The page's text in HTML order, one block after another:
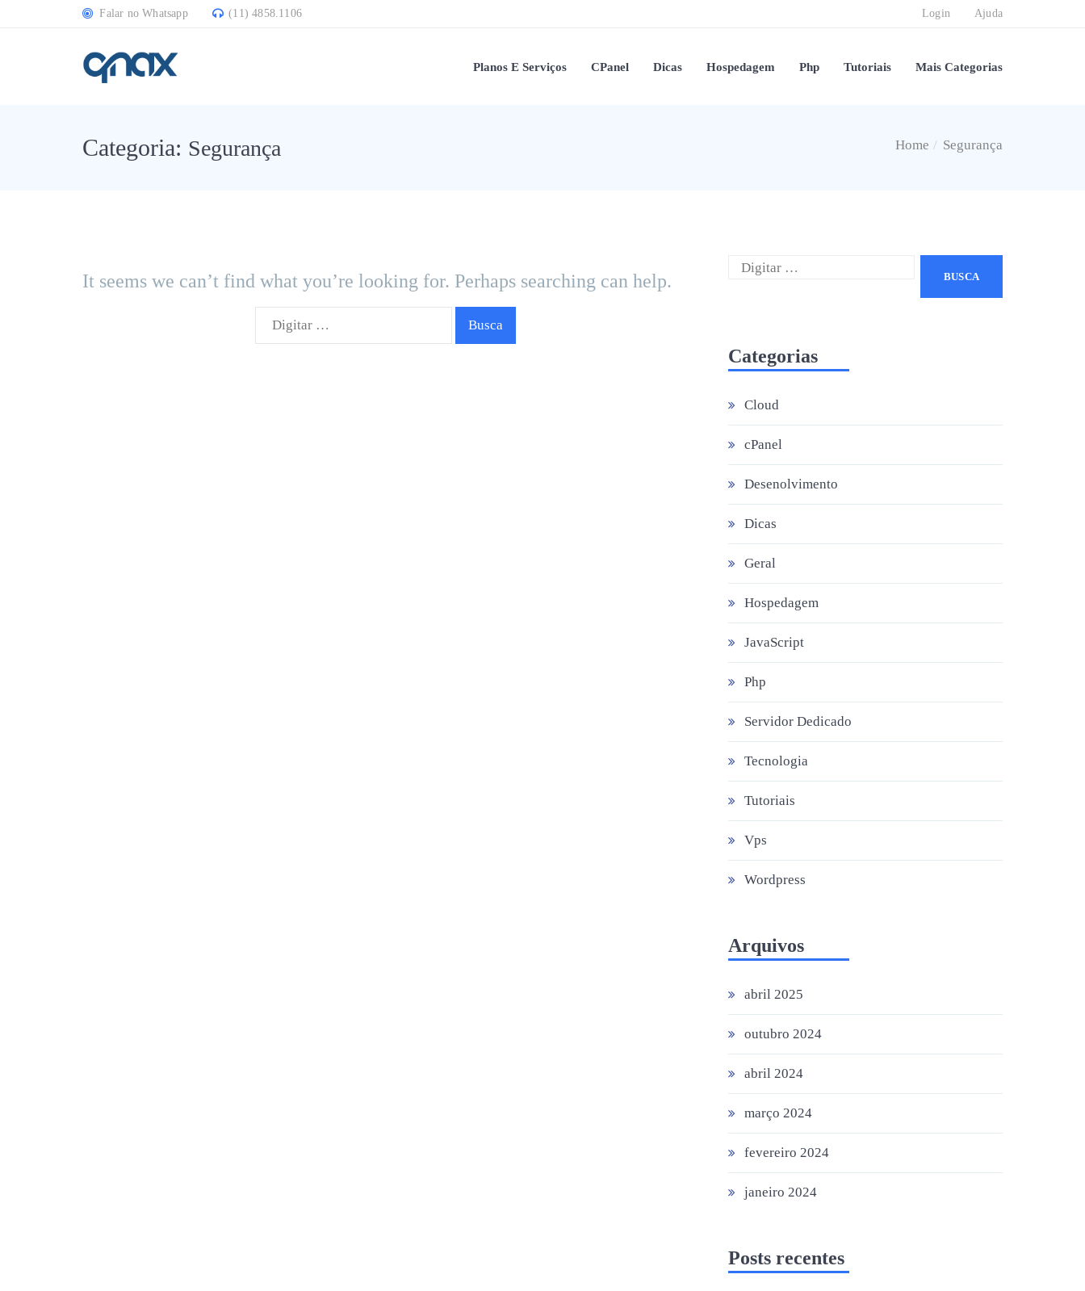
Falar no Whatsapp (11) 4858.1106 Ajuda
Login
Planos E Serviços CPanel Dicas Hospedagem Php Tutoriais Mais Categorias
Categoria: Segurança Home Segurança
It seems we can’t find what you’re looking for. Perhaps searching can help.
Categorias
Cloud
cPanel
Desenolvimento
Dicas
Geral
Hospedagem
JavaScript
Php
Servidor Dedicado
Tecnologia
Tutoriais
Vps
Wordpress
Arquivos
abril 2025
outubro 2024
abril 2024
março 2024
fevereiro 2024
janeiro 2024
Posts recentes